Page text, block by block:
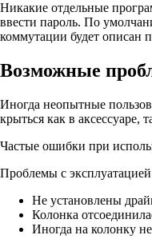
Никакие отдельные
ввести пароль. По
коммутации будет описан
Возможные
Иногда неопытные
крыться как в аксессуаре,
Частые ошибки при
Проблемы с эксплуатацией
Не установлены
Колонка
Иногда на колонку